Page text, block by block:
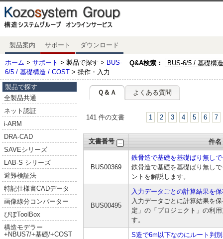
製品案内 サポート ダウンロード
Q&A検索：
ホーム > サポート > 製品で探す > BUS-
6/5 / 基礎構造 / COST > 操作・入力
製品で探す
全製品共通
ネット認証
i-ARM
DRA-CAD
SAVEシリーズ
LAB-S シリーズ
避難検証法
特記仕様書CADデータ
画像線分コンバーター
ぴぼToolBox
構造モデラー
+NBUS7/+基礎/+COST
Ｑ＆Ａ よくある質問
141 件の文書 1 2 3 4 5 6 7
文書番号 件名
BUS00369
鉄骨造で基礎を基礎ばり無し
鉄骨造で基礎を基礎ばり無し
ントを解説します。
BUS00495
入力データごとの計算結果を
入力データごとに計算結果を
定」の「プロジェクト」の利
す。
S造で6m以下なのにルート判